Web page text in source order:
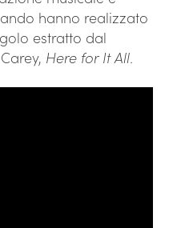
hanno realizzato
estratto dal
Here for It All.